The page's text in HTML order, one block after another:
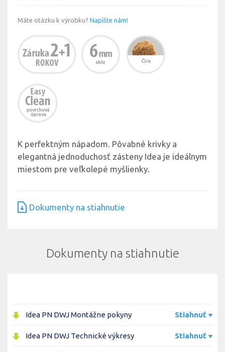
Máte otázku k výrobku? Napíšte nám!
K perfektným nápadom. Pôvabné krivky a
elegantná jednoduchosť zásteny Idea je ideálnym
miestom pre veľkolepé myšlienky.
Dokumenty na stiahnutie
Dokumenty na stiahnutie
Idea PN DWJ Montážne pokyny Stiahnuť
Idea PN DWJ Technické výkresy Stiahnuť